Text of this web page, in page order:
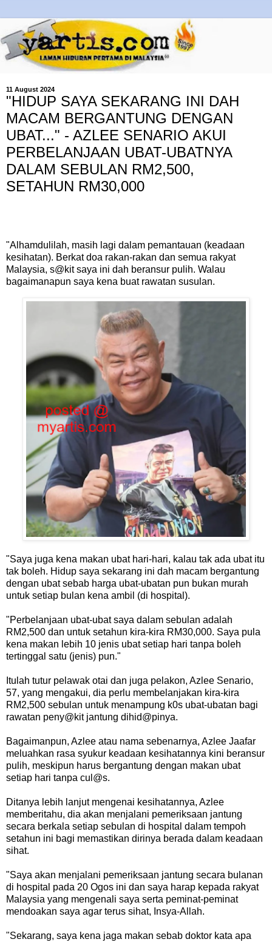
11 August 2024
"HIDUP SAYA SEKARANG INI DAH
MACAM BERGANTUNG DENGAN
UBAT..." - AZLEE SENARIO AKUI
PERBELANJAAN UBAT-UBATNYA
DALAM SEBULAN RM2,500,
SETAHUN RM30,000
"Alhamdulilah, masih lagi dalam pemantauan (keadaan
kesihatan). Berkat doa rakan-rakan dan semua rakyat
Malaysia, s@kit saya ini dah beransur pulih. Walau
bagaimanapun saya kena buat rawatan susulan.
"Saya juga kena makan ubat hari-hari, kalau tak ada ubat itu
tak boleh. Hidup saya sekarang ini dah macam bergantung
dengan ubat sebab harga ubat-ubatan pun bukan murah
untuk setiap bulan kena ambil (di hospital).
"Perbelanjaan ubat-ubat saya dalam sebulan adalah
RM2,500 dan untuk setahun kira-kira RM30,000. Saya pula
kena makan lebih 10 jenis ubat setiap hari tanpa boleh
tertinggal satu (jenis) pun."
Itulah tutur pelawak otai dan juga pelakon, Azlee Senario,
57, yang mengakui, dia perlu membelanjakan kira-kira
RM2,500 sebulan untuk menampung k0s ubat-ubatan bagi
rawatan peny@kit jantung dihid@pinya.
Bagaimanpun, Azlee atau nama sebenarnya, Azlee Jaafar
meluahkan rasa syukur keadaan kesihatannya kini beransur
pulih, meskipun harus bergantung dengan makan ubat
setiap hari tanpa cul@s.
Ditanya lebih lanjut mengenai kesihatannya, Azlee
memberitahu, dia akan menjalani pemeriksaan jantung
secara berkala setiap sebulan di hospital dalam tempoh
setahun ini bagi memastikan dirinya berada dalam keadaan
sihat.
"Saya akan menjalani pemeriksaan jantung secara bulanan
di hospital pada 20 Ogos ini dan saya harap kepada rakyat
Malaysia yang mengenali saya serta peminat-peminat
mendoakan saya agar terus sihat, Insya-Allah.
"Sekarang, saya kena jaga makan sebab doktor kata apa